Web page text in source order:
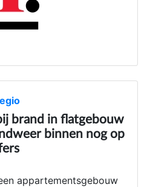
brand in flatgebouw
binnen nog op
appartementsgebouw